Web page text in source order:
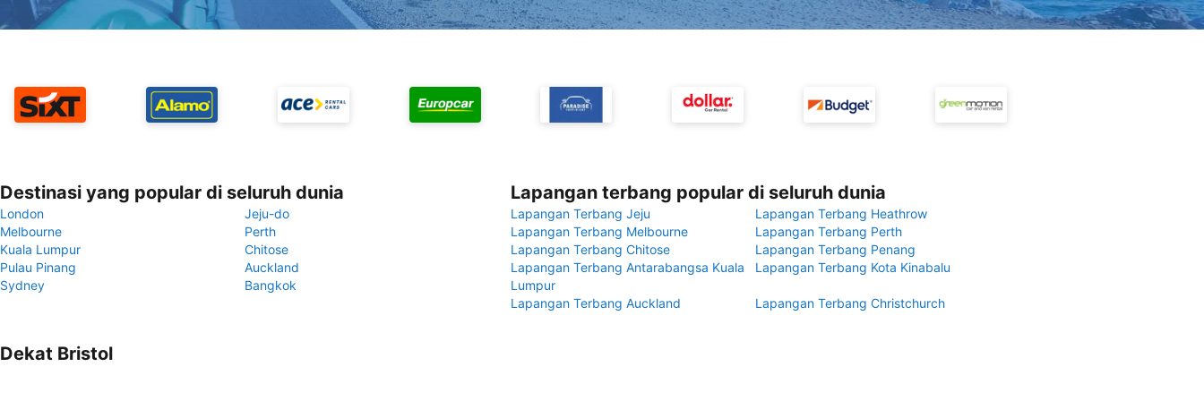
Destinasi yang popular di seluruh dunia
London
Jeju-do
Melbourne
Perth
Kuala Lumpur
Chitose
Pulau Pinang
Auckland
Sydney
Bangkok
Lapangan terbang popular di seluruh dunia
Lapangan Terbang Jeju
Lapangan Terbang Heathrow
Lapangan Terbang Melbourne
Lapangan Terbang Perth
Lapangan Terbang Chitose
Lapangan Terbang Penang
Lapangan Terbang Antarabangsa Kuala
Lumpur
Lapangan Terbang Kota Kinabalu
Lapangan Terbang Auckland Lapangan Terbang Christchurch
Dekat Bristol